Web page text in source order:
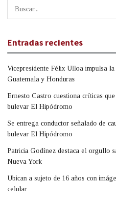
Entradas recientes
Vicepresidente Félix Ulloa impulsa
Guatemala y Honduras
Ernesto Castro cuestiona críticas
bulevar El Hipódromo
Se entrega conductor señalado de
bulevar El Hipódromo
Patricia Godínez destaca el orgullo
Nueva York
Ubican a sujeto de 16 años con
celular